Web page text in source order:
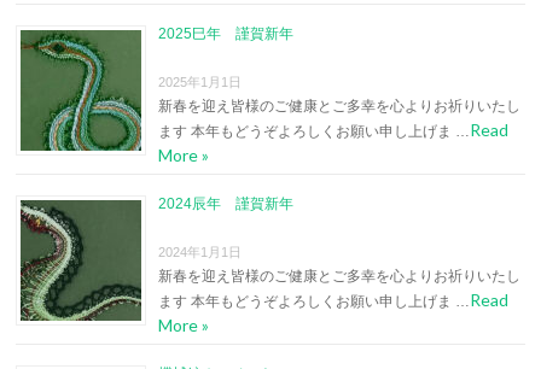
2025巳年 謹賀新年
2025年1月1日
新春を迎え皆様のご健康とご多幸を心よりお祈りいたし
ます 本年もどうぞよろしくお願い申し上げま … Read
More »
2024辰年 謹賀新年
2024年1月1日
新春を迎え皆様のご健康とご多幸を心よりお祈りいたし
ます 本年もどうぞよろしくお願い申し上げま … Read
More »